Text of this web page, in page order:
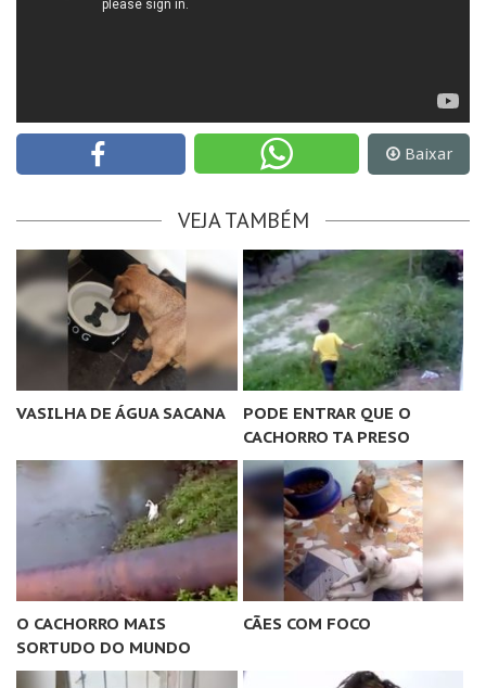
Baixar
VEJA TAMBÉM
VASILHA DE ÁGUA SACANA
PODE ENTRAR QUE O
CACHORRO TA PRESO
O CACHORRO MAIS
SORTUDO DO MUNDO
CÃES COM FOCO